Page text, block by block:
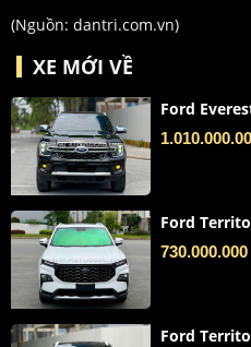
(Nguồn: dantri.com.vn)
XE MỚI VỀ
Ford
Ford
Ford